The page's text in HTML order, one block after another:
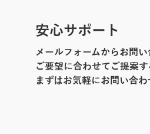
安心サポート
メールフォームからお問
ご要望に合わせてご提案す
まずはお気軽にお問い合わ